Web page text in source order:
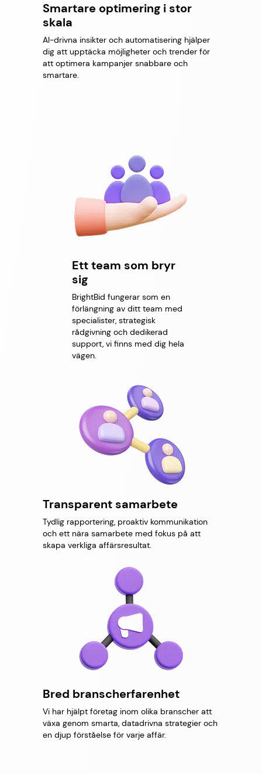
Smartare optimering i stor
skala
AI-drivna insikter och automatisering hjälper
dig att upptäcka möjligheter och trender för
att optimera kampanjer snabbare och
smartare.
Ett team som bryr
sig
BrightBid fungerar som en
förlängning av ditt team med
specialister, strategisk
rådgivning och dedikerad
support, vi finns med dig hela
vägen.
Transparent samarbete
Tydlig rapportering, proaktiv kommunikation
och ett nära samarbete med fokus på att
skapa verkliga affärsresultat.
Bred branscherfarenhet
Vi har hjälpt företag inom olika branscher att
växa genom smarta, datadrivna strategier och
en djup förståelse för varje affär.